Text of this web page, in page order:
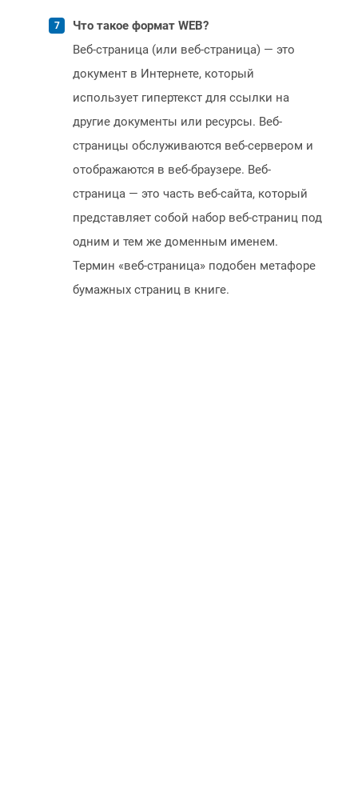
Что такое формат WEB?
Веб-страница (или веб-страница) — это
документ в Интернете, который
использует гипертекст для ссылки на
другие документы или ресурсы. Веб-
страницы обслуживаются веб-сервером и
отображаются в веб-браузере. Веб-
страница — это часть веб-сайта, который
представляет собой набор веб-страниц под
одним и тем же доменным именем.
Термин «веб-страница» подобен метафоре
бумажных страниц в книге.